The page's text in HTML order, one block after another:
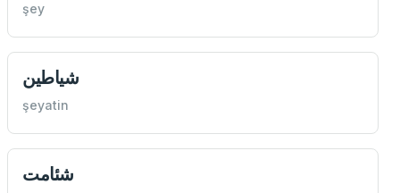
şey
شياطين
şeyatin
شئامت